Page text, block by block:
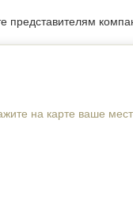
представителям
на карте ваше